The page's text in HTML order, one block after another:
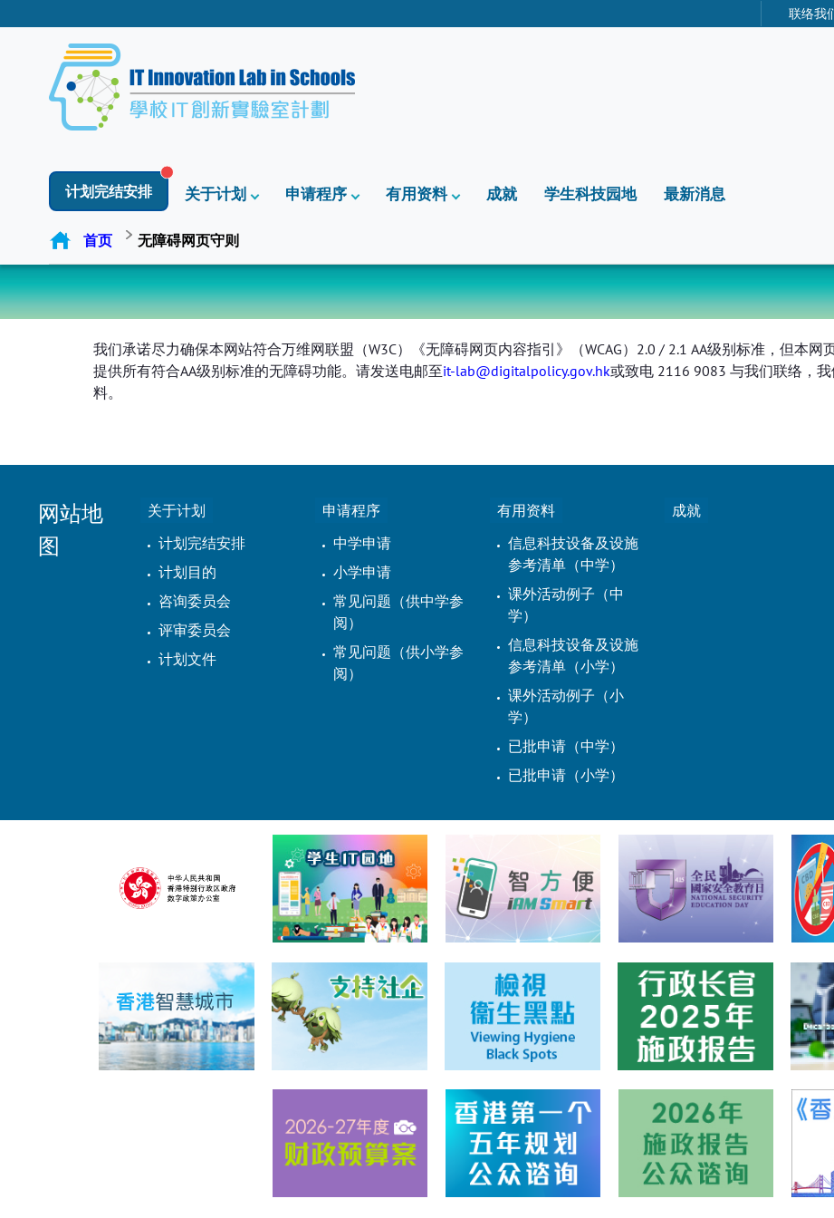
联络我
计划完结安排 关于计划 申请程序 有用资料 成就 学生科技园地 最新消息
首页 无障碍网页守则
我们承诺尽力确保本网站符合万维网联盟（W3C）《无障碍网页内容指引》（WCAG）2.0 / 2.1 AA级别标准，但本
提供所有符合AA级别标准的无障碍功能。请发送电邮至it-lab@digitalpolicy.gov.hk或致电 2116 9083 与我们联络，
料。
网站地
图
关于计划
计划完结安排
计划目的
咨询委员会
评审委员会
计划文件
申请程序
中学申请
小学申请
常见问题（供中学参
阅）
常见问题（供小学参
阅）
有用资料
信息科技设备及设施
参考清单（中学）
课外活动例子（中
学）
信息科技设备及设施
参考清单（小学）
课外活动例子（小
学）
已批申请（中学）
已批申请（小学）
成就